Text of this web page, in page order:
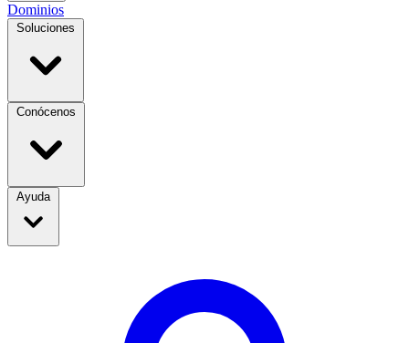
Dominios
Soluciones
Conócenos
Ayuda